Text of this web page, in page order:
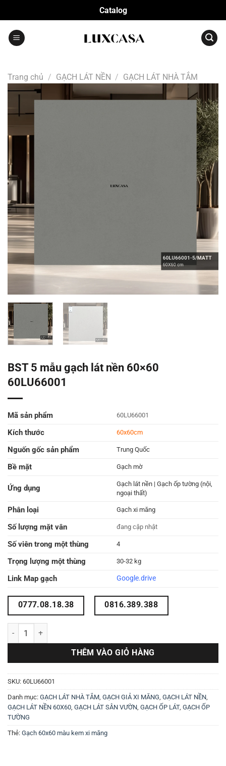
qua
nội
dung
Catalog
Trang chủ / GẠCH LÁT NỀN / GẠCH LÁT NHÀ TẮM
BST 5 mẫu gạch lát nền 60×60
60LU66001
Mã sản phẩm 60LU66001
Kích thước 60x60cm
Nguốn gốc sản phẩm Trung Quốc
Bề mặt Gạch mờ
Ứng dụng
Gạch lát nền | Gạch ốp tường (nội,
ngoại thất)
Phân loại Gạch xi măng
Số lượng mặt vân đang cập nhật
Số viên trong một thùng 4
Trọng lượng một thùng 30-32 kg
Link Map gạch Google.drive
0777.08.18.38 0816.389.388
BST 5 mẫu gạch lát nền 60x60 60LU66001 số lượng
THÊM VÀO GIỎ HÀNG
SKU: 60LU66001
Danh mục: GẠCH LÁT NHÀ TẮM, GẠCH GIẢ XI MĂNG, GẠCH LÁT NỀN,
GẠCH LÁT NỀN 60X60, GẠCH LÁT SÂN VƯỜN, GẠCH ỐP LÁT, GẠCH ỐP
TƯỜNG
Thẻ: Gạch 60x60 màu kem xi măng